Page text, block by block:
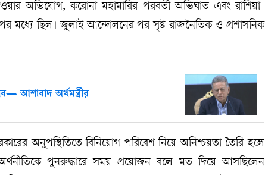
অভিযোগ, করোনা মহামারির পরবর্তী অভিঘাত এবং রাশিয়া-
মধ্যে ছিল। জুলাই আন্দোলনের পর সৃষ্ট রাজনৈতিক ও প্রশাসনিক
আশাবাদ অর্থমন্ত্রীর
অনুপস্থিতিতে বিনিয়োগ পরিবেশ নিয়ে অনিশ্চয়তা তৈরি হলে
অর্থনীতিকে পুনরুদ্ধারে সময় প্রয়োজন বলে মত দিয়ে আসছিলেন